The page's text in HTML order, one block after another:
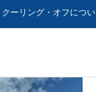
クーリング・オフにつ